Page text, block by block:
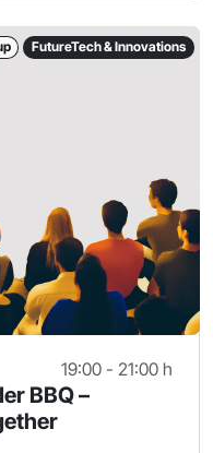
FutureTech & Innovations
19:00 - 21:00 h
BBQ –